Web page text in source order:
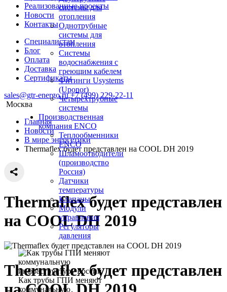
системы для
отопления
Однотрубные
системы для
отопления
Системы
водоснабжения с
греющим кабелем
Фитинги Usystems
(Uponor)
Четырехтрубные
системы
Производственная
компания ENCO
Теплообменники
ENCO
Шламоотводители
(производство
Россия)
Датчики
температуры
Клапаны
Модули
управления
Регуляторы
давления
Как трубы ГПИ меняют
коммунальную
Реализованные проекты
Новости
Контакты
Специалистам
Блог
Оплата
Доставка
Сертификаты
sales@gtr-energo.ru +7 (499) 229-22-11
Москва
Главная
Новости
В мире энергетики
Thermaflex будет представлен на COOL DH 2019
Thermaflex будет представлен
на COOL DH 2019
Thermaflex будет представлен